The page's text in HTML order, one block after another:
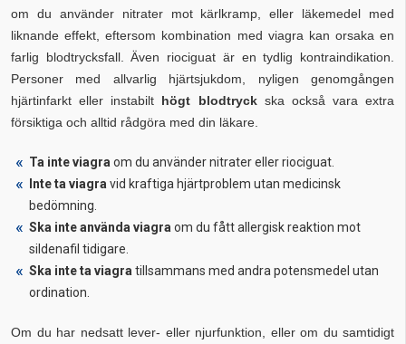
om du använder nitrater mot kärlkramp, eller läkemedel med
liknande effekt, eftersom kombination med viagra kan orsaka en
farlig blodtrycksfall. Även riociguat är en tydlig kontraindikation.
Personer med allvarlig hjärtsjukdom, nyligen genomgången
hjärtinfarkt eller instabilt högt blodtryckska också vara extra
försiktiga och alltid rådgöra med din läkare.
Ta inte viagra om du använder nitrater eller riociguat.
Inte ta viagra vid kraftiga hjärtproblem utan medicinsk
bedömning.
Ska inte använda viagra om du fått allergisk reaktion mot
sildenafil tidigare.
Ska inte ta viagra tillsammans med andra potensmedel utan
ordination.
Om du har nedsatt lever- eller njurfunktion, eller om du samtidigt